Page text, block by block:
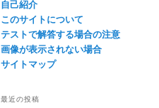
自己紹介
このサイトについて
テストで解答する場合の注意
画像が表示されない場合
サイトマップ
最近の投稿